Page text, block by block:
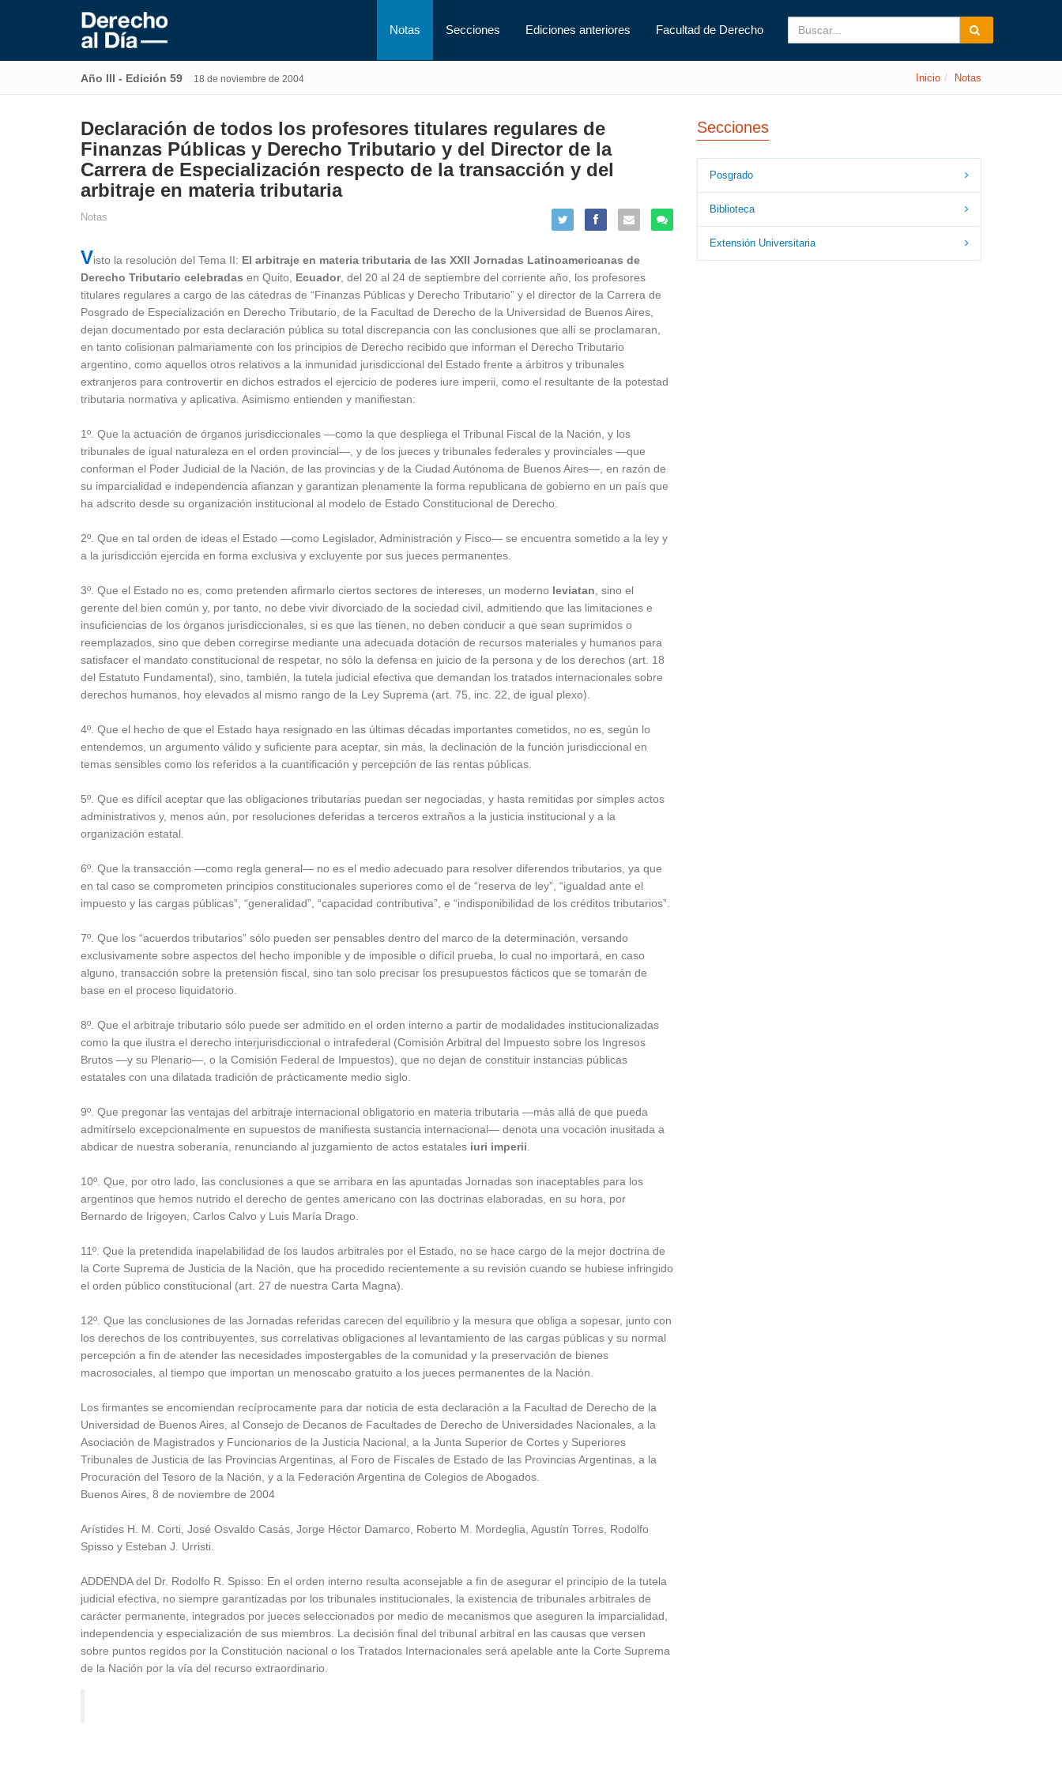
Notas Secciones Ediciones anteriores Facultad de Derecho
Año III - Edición 59 18 de noviembre de 2004 Inicio Notas
Declaración de todos los profesores titulares regulares de
Finanzas Públicas y Derecho Tributario y del Director de la
Carrera de Especialización respecto de la transacción y del
arbitraje en materia tributaria
Notas
Visto la resolución del Tema II: El arbitraje en materia tributaria de las XXII Jornadas Latinoamericanas de
Derecho Tributario celebradas en Quito, Ecuador, del 20 al 24 de septiembre del corriente año, los profesores
titulares regulares a cargo de las cátedras de “Finanzas Públicas y Derecho Tributario” y el director de la Carrera de
Posgrado de Especialización en Derecho Tributario, de la Facultad de Derecho de la Universidad de Buenos Aires,
dejan documentado por esta declaración pública su total discrepancia con las conclusiones que allí se proclamaran,
en tanto colisionan palmariamente con los principios de Derecho recibido que informan el Derecho Tributario
argentino, como aquellos otros relativos a la inmunidad jurisdiccional del Estado frente a árbitros y tribunales
extranjeros para controvertir en dichos estrados el ejercicio de poderes iure imperii, como el resultante de la potestad
tributaria normativa y aplicativa. Asimismo entienden y manifiestan:
1º. Que la actuación de órganos jurisdiccionales —como la que despliega el Tribunal Fiscal de la Nación, y los
tribunales de igual naturaleza en el orden provincial—, y de los jueces y tribunales federales y provinciales —que
conforman el Poder Judicial de la Nación, de las provincias y de la Ciudad Autónoma de Buenos Aires—, en razón de
su imparcialidad e independencia afianzan y garantizan plenamente la forma republicana de gobierno en un país que
ha adscrito desde su organización institucional al modelo de Estado Constitucional de Derecho.
2º. Que en tal orden de ideas el Estado —como Legislador, Administración y Fisco— se encuentra sometido a la ley y
a la jurisdicción ejercida en forma exclusiva y excluyente por sus jueces permanentes.
3º. Que el Estado no es, como pretenden afirmarlo ciertos sectores de intereses, un moderno leviatan , sino el
gerente del bien común y, por tanto, no debe vivir divorciado de la sociedad civil, admitiendo que las limitaciones e
insuficiencias de los órganos jurisdiccionales, si es que las tienen, no deben conducir a que sean suprimidos o
reemplazados, sino que deben corregirse mediante una adecuada dotación de recursos materiales y humanos para
satisfacer el mandato constitucional de respetar, no sólo la defensa en juicio de la persona y de los derechos (art. 18
del Estatuto Fundamental), sino, también, la tutela judicial efectiva que demandan los tratados internacionales sobre
derechos humanos, hoy elevados al mismo rango de la Ley Suprema (art. 75, inc. 22, de igual plexo).
4º. Que el hecho de que el Estado haya resignado en las últimas décadas importantes cometidos, no es, según lo
entendemos, un argumento válido y suficiente para aceptar, sin más, la declinación de la función jurisdiccional en
temas sensibles como los referidos a la cuantificación y percepción de las rentas públicas.
5º. Que es difícil aceptar que las obligaciones tributarias puedan ser negociadas, y hasta remitidas por simples actos
administrativos y, menos aún, por resoluciones deferidas a terceros extraños a la justicia institucional y a la
organización estatal.
6º. Que la transacción —como regla general— no es el medio adecuado para resolver diferendos tributarios, ya que
en tal caso se comprometen principios constitucionales superiores como el de “reserva de ley”, “igualdad ante el
impuesto y las cargas públicas”, “generalidad”, “capacidad contributiva”, e “indisponibilidad de los créditos tributarios”.
7º. Que los “acuerdos tributarios” sólo pueden ser pensables dentro del marco de la determinación, versando
exclusivamente sobre aspectos del hecho imponible y de imposible o difícil prueba, lo cual no importará, en caso
alguno, transacción sobre la pretensión fiscal, sino tan solo precisar los presupuestos fácticos que se tomarán de
base en el proceso liquidatorio.
8º. Que el arbitraje tributario sólo puede ser admitido en el orden interno a partir de modalidades institucionalizadas
como la que ilustra el derecho interjurisdiccional o intrafederal (Comisión Arbitral del Impuesto sobre los Ingresos
Brutos —y su Plenario—, o la Comisión Federal de Impuestos), que no dejan de constituir instancias públicas
estatales con una dilatada tradición de prácticamente medio siglo.
9º. Que pregonar las ventajas del arbitraje internacional obligatorio en materia tributaria —más allá de que pueda
admitírselo excepcionalmente en supuestos de manifiesta sustancia internacional— denota una vocación inusitada a
abdicar de nuestra soberanía, renunciando al juzgamiento de actos estatales iuri imperii
10º. Que, por otro lado, las conclusiones a que se arribara en las apuntadas Jornadas son inaceptables para los
argentinos que hemos nutrido el derecho de gentes americano con las doctrinas elaboradas, en su hora, por
Bernardo de Irigoyen, Carlos Calvo y Luis María Drago.
11º. Que la pretendida inapelabilidad de los laudos arbitrales por el Estado, no se hace cargo de la mejor doctrina de
la Corte Suprema de Justicia de la Nación, que ha procedido recientemente a su revisión cuando se hubiese infringido
el orden público constitucional (art. 27 de nuestra Carta Magna).
12º. Que las conclusiones de las Jornadas referidas carecen del equilibrio y la mesura que obliga a sopesar, junto con
los derechos de los contribuyentes, sus correlativas obligaciones al levantamiento de las cargas públicas y su normal
percepción a fin de atender las necesidades impostergables de la comunidad y la preservación de bienes
macrosociales, al tiempo que importan un menoscabo gratuito a los jueces permanentes de la Nación.
Los firmantes se encomiendan recíprocamente para dar noticia de esta declaración a la Facultad de Derecho de la
Universidad de Buenos Aires, al Consejo de Decanos de Facultades de Derecho de Universidades Nacionales, a la
Asociación de Magistrados y Funcionarios de la Justicia Nacional, a la Junta Superior de Cortes y Superiores
Tribunales de Justicia de las Provincias Argentinas, al Foro de Fiscales de Estado de las Provincias Argentinas, a la
Procuración del Tesoro de la Nación, y a la Federación Argentina de Colegios de Abogados.
Buenos Aires, 8 de noviembre de 2004
Arístides H. M. Corti, José Osvaldo Casás, Jorge Héctor Damarco, Roberto M. Mordeglia, Agustín Torres, Rodolfo
Spisso y Esteban J. Urristi.
ADDENDA del Dr. Rodolfo R. Spisso: En el orden interno resulta aconsejable a fin de asegurar el principio de la tutela
judicial efectiva, no siempre garantizadas por los tribunales institucionales, la existencia de tribunales arbitrales de
carácter permanente, integrados por jueces seleccionados por medio de mecanismos que aseguren la imparcialidad,
independencia y especialización de sus miembros. La decisión final del tribunal arbitral en las causas que versen
sobre puntos regidos por la Constitución nacional o los Tratados Internacionales será apelable ante la Corte Suprema
de la Nación por la vía del recurso extraordinario.
Secciones
Posgrado
Biblioteca
Extensión Universitaria